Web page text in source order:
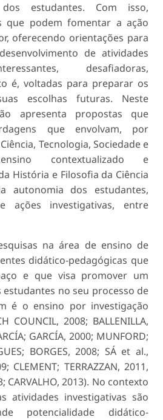
estudantes. Com isso,
que podem fomentar a ação
oferecendo orientações para
de atividades
desafiadoras,
é, voltadas para preparar os
escolhas futuras. Neste
apresenta propostas que
que envolvam, por
Tecnologia, Sociedade e
contextualizado e
História e Filosofia da Ciência
autonomia dos estudantes,
ações investigativas, entre
na área de ensino de
didático-pedagógicas que
e que visa promover um
no seu processo de
é o ensino por investigação
COUNCIL, 2008; BALLENILLA,
GARCÍA, 2000; MUNFORD;
BORGES, 2008; SÁ et al.,
CLEMENT; TERRAZZAN, 2011,
CARVALHO, 2013). No contexto
atividades investigativas são
potencialidade didático-